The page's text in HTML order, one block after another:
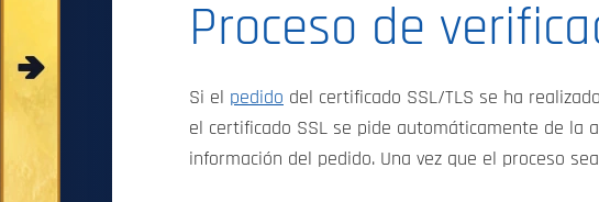
Proceso de
Si el pedido del certificado SSL/TLS se ha
el certificado SSL se pide automáticamente de la
información del pedido. Una vez que el proceso